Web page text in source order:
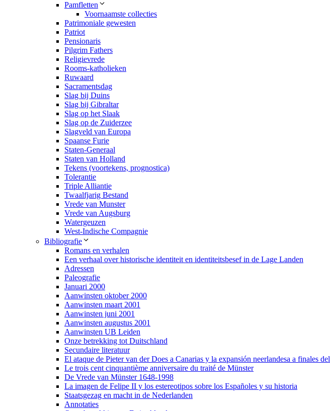
Pamfletten
Voornaamste collecties
Patrimoniale gewesten
Patriot
Pensionaris
Pilgrim Fathers
Religievrede
Rooms-katholieken
Ruwaard
Sacramentsdag
Slag bij Duins
Slag bij Gibraltar
Slag op het Slaak
Slag op de Zuiderzee
Slagveld van Europa
Spaanse Furie
Staten-Generaal
Staten van Holland
Tekens (voortekens, prognostica)
Tolerantie
Triple Alliantie
Twaalfjarig Bestand
Vrede van Munster
Vrede van Augsburg
Watergeuzen
West-Indische Compagnie
Bibliografie
Romans en verhalen
Een verhaal over historische identiteit en identiteitsbesef in de Lage Landen
Adressen
Paleografie
Januari 2000
Aanwinsten oktober 2000
Aanwinsten maart 2001
Aanwinsten juni 2001
Aanwinsten augustus 2001
Aanwinsten UB Leiden
Onze betrekking tot Duitschland
Secundaire literatuur
El ataque de Pieter van der Does a Canarias y la expansión neerlandesa a finales
Le trois cent cinquantième anniversaire du traité de Münster
De Vrede van Münster 1648-1998
La imagen de Felipe II y los estereotipos sobre los Españoles y su historia
Staatsgezag en macht in de Nederlanden
Annotaties